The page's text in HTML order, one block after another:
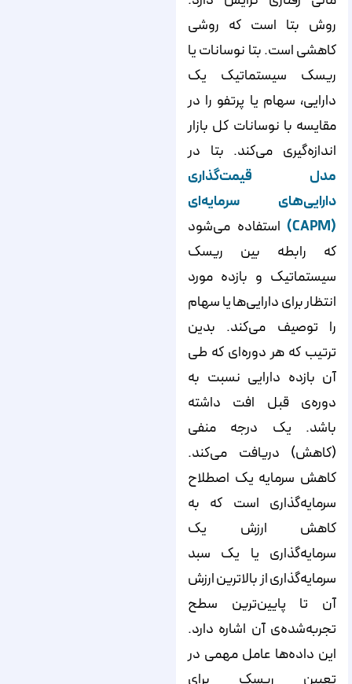
روش بتا است که روشی
کاهشی است. بتا نوسانات یا
ریسک سیستماتیک یک
دارایی، سهام یا پرتفو را در
مقایسه با نوسانات کل بازار
اندازه‌گیری می‌کند. بتا در
مدل قیمت‌گذاری
دارایی‌های سرمایه‌ای
(CAPM)
استفاده می‌شود
که رابطه بین ریسک
سیستماتیک و بازده مورد
انتظار برای دارایی‌ها یا سهام
را توصیف می‌کند. بدین
ترتیب که هر دوره‌ای که طی
آن بازده دارایی نسبت به
دوره‌ی قبل افت داشته
باشد. یک درجه منفی
(کاهش) دریافت می‌کند.
کاهش سرمایه یک اصطلاح
سرمایه‌گذاری است که به
کاهش ارزش یک
سرمایه‌گذاری یا یک سبد
سرمایه‌گذاری از بالاترین ارزش
آن تا پایین‌ترین سطح
تجربه‌شده‌ی آن اشاره دارد.
این داده‌ها عامل مهمی در